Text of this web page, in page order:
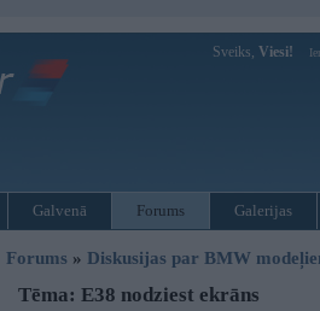
Sveiks, Viesi!
Galvenā Forums Galerijas
Forums » Diskusijas par BMW
Tēma: E38 nodziest ekrāns